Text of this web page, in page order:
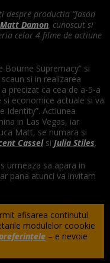
despre productia “Jason
Matt Damon, cunoscut si
celor 4 filme de actiune
Bourne Supremacy” si
si in realizarea
precizat ca cea de a-5-a
economice actuale si va
Identity”. Actiunea
in Las Vegas, iar
Matt, se numara si
Casselsi Julia Stiles.
urmeaza sa apara in
pana atunci va invitam
afisarea continutul
modulelor coookie
– e nevoie